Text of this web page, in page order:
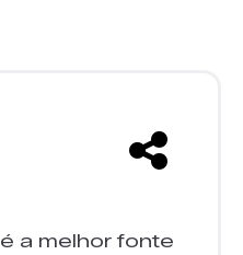
é a melhor fonte